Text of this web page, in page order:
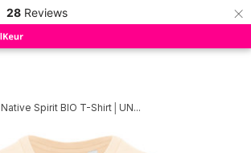
28 Reviews ×
0
Native Spirit BIO T-Shirt│UN...